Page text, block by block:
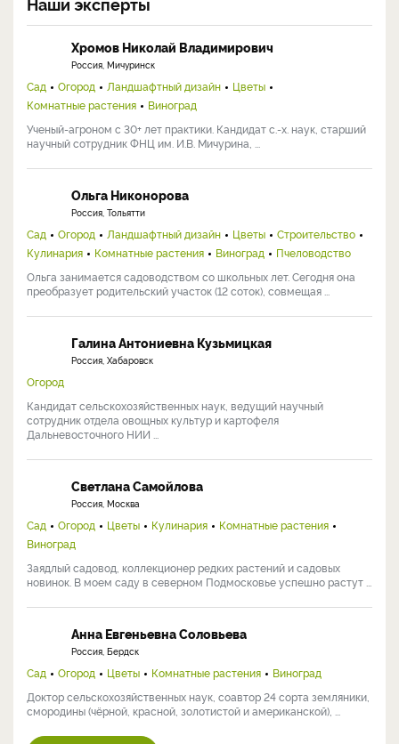
Хромов Николай Владимирович
Россия, Мичуринск
Сад Огород Ландшафтный дизайн
Цветы
Комнатные растения
Виноград
Ученый-агроном с 30+ лет практики. Кандидат с.-х. наук, старший
научный сотрудник ФНЦ им. И.В. Мичурина, ...
Ольга Никонорова
Россия, Тольятти
Сад Огород Ландшафтный дизайн Цветы
Строительство
Кулинария
Комнатные растения Виноград
Пчеловодство
Ольга занимается садоводством со школьных лет. Сегодня она
преобразует родительский участок (12 соток), совмещая ...
Галина Антониевна Кузьмицкая
Россия, Хабаровск
Огород
Кандидат сельскохозяйственных наук, ведущий научный
сотрудник отдела овощных культур и картофеля
Дальневосточного НИИ ...
Светлана Самойлова
Россия, Москва
Сад Огород Цветы Кулинария
Комнатные растения
Виноград
Заядлый садовод, коллекционер редких растений и садовых
новинок. В моем саду в северном Подмосковье успешно растут ...
Анна Евгеньевна Соловьева
Россия, Бердск
Сад Огород Цветы Комнатные растения
Виноград
Доктор сельскохозяйственных наук, соавтор 24 сорта земляники,
смородины (чёрной, красной, золотистой и американской), ...